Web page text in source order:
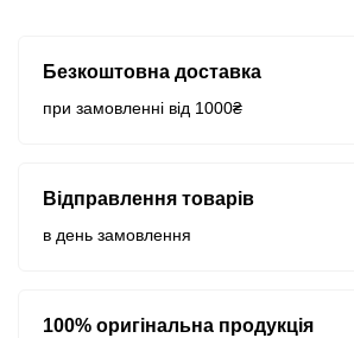
Безкоштовна доставка
при замовленні від 1000₴
Відправлення товарів
в день замовлення
100% оригінальна продукція